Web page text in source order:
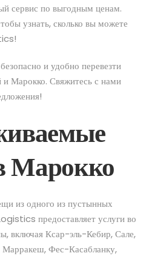
сервис по выгодным ценам.
узнать, сколько вы можете
и удобно перевезти
Марокко. Свяжитесь с нами
Марокко
из одного из пустынных
предоставляет услуги во
включая Ксар-эль-Кебир, Сале,
Фес-Касабланку,